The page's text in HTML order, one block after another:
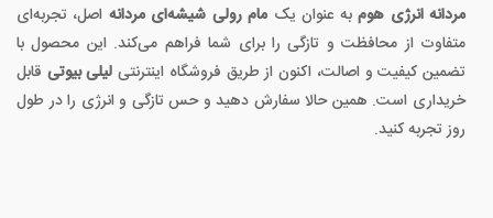
مردانه انرژی هومبه عنوان یک مام رولی شیشه‌ای مردانه اصل، تجربه‌ای
متفاوت از محافظت و تازگی را برای شما فراهم می‌کند. این محصول با
تضمین کیفیت و اصالت، اکنون از طریق فروشگاه اینترنتی لیلی بیوتی قابل
خریداری است. همین حالا سفارش دهید و حس تازگی و انرژی را در طول
روز تجربه کنید.